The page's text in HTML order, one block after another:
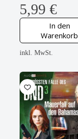
5,99 €
In den
Warenkorb
inkl. MwSt.